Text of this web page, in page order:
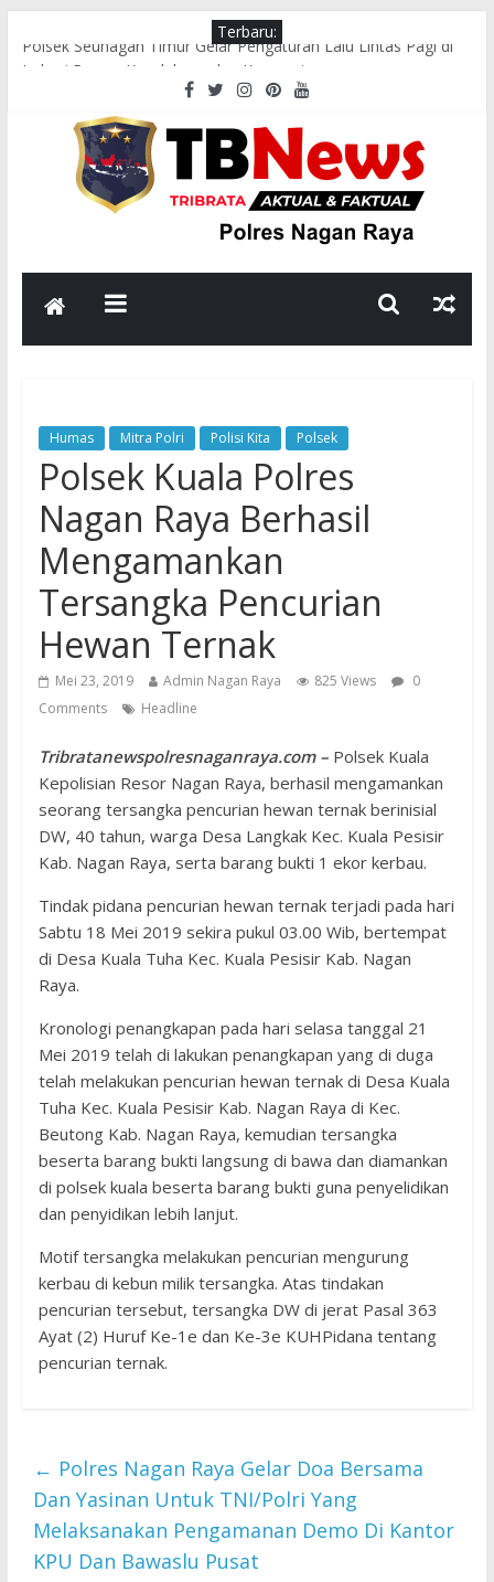
Terbaru:
Polsek Seunagan Timur Gelar Pengaturan Lalu Lintas Pagi di
Lokasi Rawan Kecelakaan dan Kemacetan
Polsek Tadu Raya Gelar “Sawe Kede Kopi”, Perkuat Silaturahmi
dan Sinergi dengan Masyarakat
Polsek Seunagan Timur Sosialisasikan Pencegahan Narkoba
kepada Masyarakat
Polsek Kuala Pesisir Sosialisasikan Pencegahan Karhutla, Ajak
Masyarakat Hentikan Pembakaran Hutan dan Lahan
Polsek Seunagan Timur Sosialisasikan Pencegahan Karhutla
kepada Masyarakat
Humas Mitra Polri Polisi Kita Polsek
Polsek Kuala Polres
Nagan Raya Berhasil
Mengamankan
Tersangka Pencurian
Hewan Ternak
Mei 23, 2019 Admin Nagan Raya 825 Views
0
Comments
Headline
Tribratanewspolresnaganraya.com –Polsek Kuala
Kepolisian Resor Nagan Raya, berhasil mengamankan
seorang tersangka pencurian hewan ternak berinisial
DW, 40 tahun, warga Desa Langkak Kec. Kuala Pesisir
Kab. Nagan Raya, serta barang bukti 1 ekor kerbau.
Tindak pidana pencurian hewan ternak terjadi pada hari
Sabtu 18 Mei 2019 sekira pukul 03.00 Wib, bertempat
di Desa Kuala Tuha Kec. Kuala Pesisir Kab. Nagan
Raya.
Kronologi penangkapan pada hari selasa tanggal 21
Mei 2019 telah di lakukan penangkapan yang di duga
telah melakukan pencurian hewan ternak di Desa Kuala
Tuha Kec. Kuala Pesisir Kab. Nagan Raya di Kec.
Beutong Kab. Nagan Raya, kemudian tersangka
beserta barang bukti langsung di bawa dan diamankan
di polsek kuala beserta barang bukti guna penyelidikan
dan penyidikan lebih lanjut.
Motif tersangka melakukan pencurian mengurung
kerbau di kebun milik tersangka. Atas tindakan
pencurian tersebut, tersangka DW di jerat Pasal 363
Ayat (2) Huruf Ke-1e dan Ke-3e KUHPidana tentang
pencurian ternak.
← Polres Nagan Raya Gelar Doa Bersama
Dan Yasinan Untuk TNI/Polri Yang
Melaksanakan Pengamanan Demo Di Kantor
KPU Dan Bawaslu Pusat